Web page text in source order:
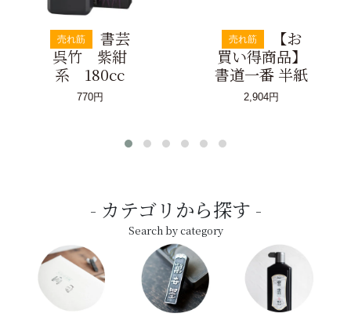
売れ筋
書芸
呉竹 紫紺
系 180cc
770円
売れ筋
【お
買い得商品】
書道一番 半紙
2,904円
カテゴリから探す
Search by category